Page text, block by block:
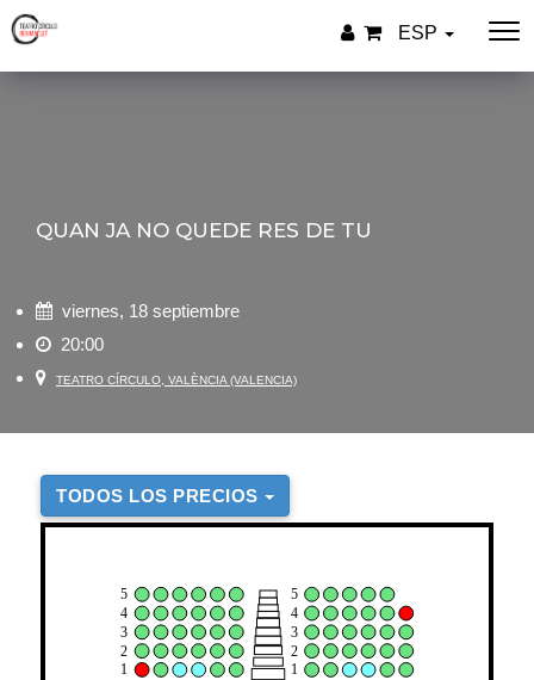
ESP
QUAN JA NO QUEDE RES DE TU
viernes, 18 septiembre
20:00
TEATRO CÍRCULO, VALÈNCIA (VALENCIA)
TODOS LOS PRECIOS
5 5
4
4
3
3
2
2
1
1